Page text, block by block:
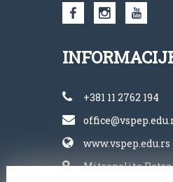
+381 11 2762 194
www.vspep.edu.rs
Mitropolita Petra